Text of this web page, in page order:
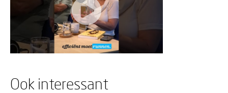
Ook interessant